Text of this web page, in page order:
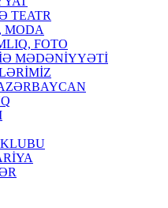
TEATR
MODA
FOTO
MƏDƏNİYYƏTİ